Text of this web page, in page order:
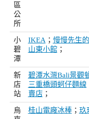
區
公
所
小
碧
潭
IKEA ； 慢慢先生
山東小館；
新
店
站
碧潭水灣Bali景觀
三重橋頭蚵仔麵線
賣店；
烏
桂山電廠冰棒； 玖